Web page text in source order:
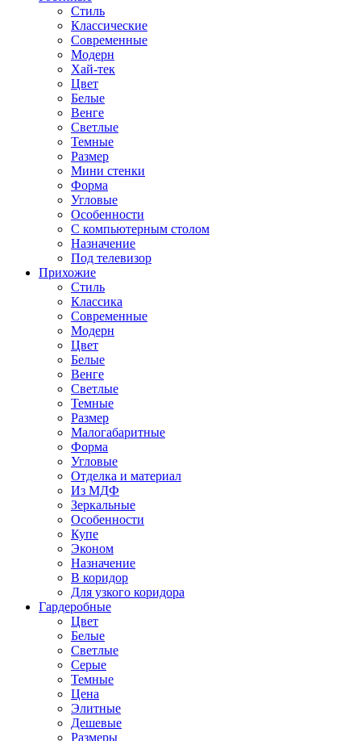
Стиль
Классические
Современные
Модерн
Хай-тек
Цвет
Белые
Венге
Светлые
Темные
Размер
Мини стенки
Форма
Угловые
Особенности
С компьютерным столом
Назначение
Под телевизор
Прихожие
Стиль
Классика
Современные
Модерн
Цвет
Белые
Венге
Светлые
Темные
Размер
Малогабаритные
Форма
Угловые
Отделка и материал
Из МДФ
Зеркальные
Особенности
Купе
Эконом
Назначение
В коридор
Для узкого коридора
Гардеробные
Цвет
Белые
Светлые
Серые
Темные
Цена
Элитные
Дешевые
Размеры